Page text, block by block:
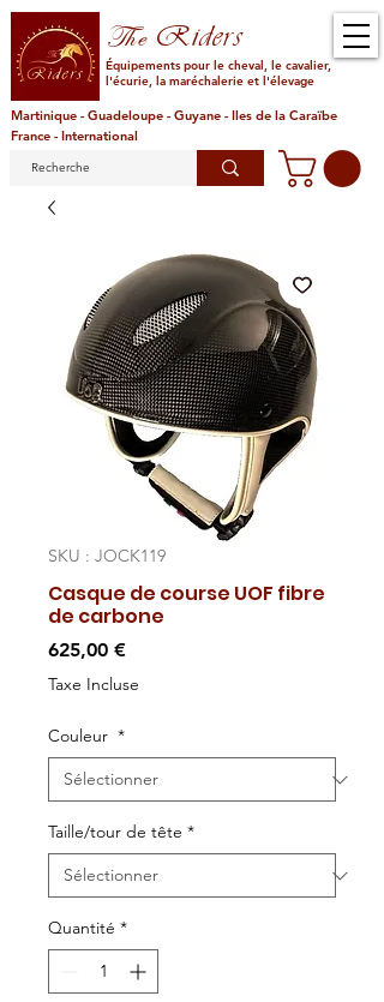
TheRiders
Équipements pour le cheval, le cavalier,
l'écurie, la maréchalerie et l'élevage
Martinique - Guadeloupe - Guyane - Iles de la Caraïbe
France - International
SKU : JOCK119
Casque de course UOF fibre
de carbone
625,00 €Prix
Taxe Incluse
Couleur *
Taille/tour de tête *
Quantité *